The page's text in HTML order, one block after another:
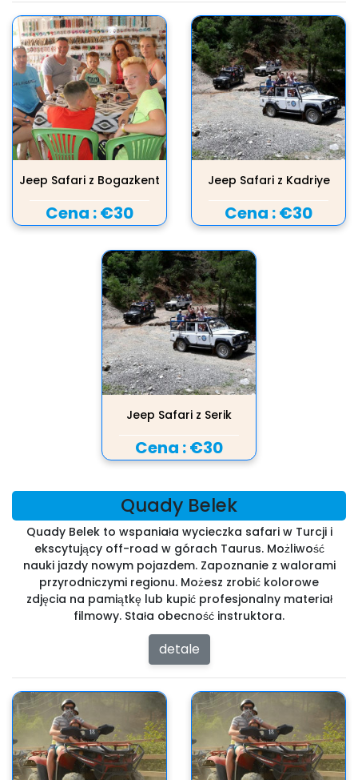
Jeep Safari z Bogazkent
Cena :€30
Jeep Safari z Kadriye
Cena :€30
Jeep Safari z Serik
Cena :€30
Quady Belek
Quady Belek to wspaniała wycieczka safari w Turcji i
ekscytujący off-road w górach Taurus. Możliwość
nauki jazdy nowym pojazdem. Zapoznanie z walorami
przyrodniczymi regionu. Możesz zrobić kolorowe
zdjęcia na pamiątkę lub kupić profesjonalny materiał
filmowy. Stała obecność instruktora.
detale